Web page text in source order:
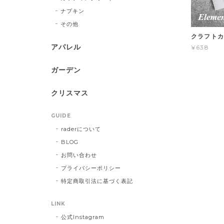
クラフト
¥638
ナプキン
その他
アパレル
ガーデン
クリスマス
GUIDE
raderについて
BLOG
お問い合わせ
プライバシーポリシー
特定商取引法に基づく表記
LINK
公式Instagram